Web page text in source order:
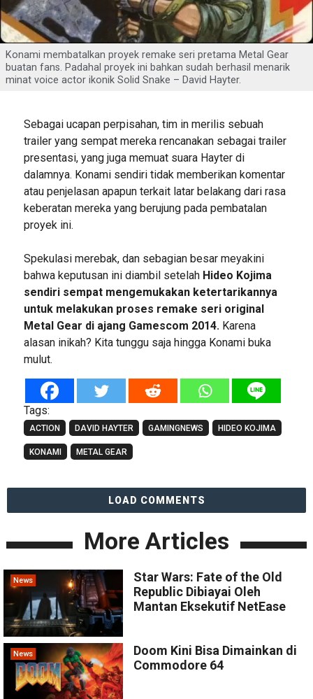
Konami membatalkan proyek remake seri pretama Metal Gear
buatan fans. Padahal proyek ini bahkan sudah berhasil menarik
minat voice actor ikonik Solid Snake – David Hayter.
Sebagai ucapan perpisahan, tim in merilis sebuah
trailer yang sempat mereka rencanakan sebagai trailer
presentasi, yang juga memuat suara Hayter di
dalamnya. Konami sendiri tidak memberikan komentar
atau penjelasan apapun terkait latar belakang dari rasa
keberatan mereka yang berujung pada pembatalan
proyek ini.
Spekulasi merebak, dan sebagian besar meyakini
bahwa keputusan ini diambil setelahHideo Kojima
sendiri sempat mengemukakan ketertarikannya
untuk melakukan proses remake seri original
Metal Gear di ajang Gamescom 2014.Karena
alasan inikah? Kita tunggu saja hingga Konami buka
mulut.
Tags:
ACTION DAVID HAYTER GAMINGNEWS HIDEO KOJIMA
KONAMI METAL GEAR
LOAD COMMENTS
More Articles
News
Star Wars: Fate of the Old
Republic Dibiayai Oleh
Mantan Eksekutif NetEase
News
Doom Kini Bisa Dimainkan di
Commodore 64